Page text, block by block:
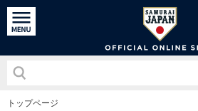
トップページ